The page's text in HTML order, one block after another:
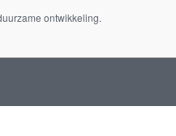
ontwikkeling.